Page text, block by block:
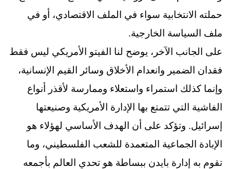
حملته الانتخابية سواء في الملف الاقتصادي، أو في
ملف السياسة الخارجية.
على الجانب الآخر، يوضح لنا الفيتو الأمريكي ليس فقط
فقدان الضمير وانعدام الأخلاق وسائر القيم الإنسانية،
وإنما كذلك استمراء واستعلاء وممارسة لأقذر أنواع
الفاشية التي تتمتع بها الإدارة الأمريكية وصنيعتها
إسرائيل. وتؤكد على أن الهدف الأساسي لهؤلاء هو
الإبادة الجماعية المتعمدة للشعب الفلسطيني، وما
تقوم به إدارة بايدن ببساطة هو تحدي العالم بأجمعه